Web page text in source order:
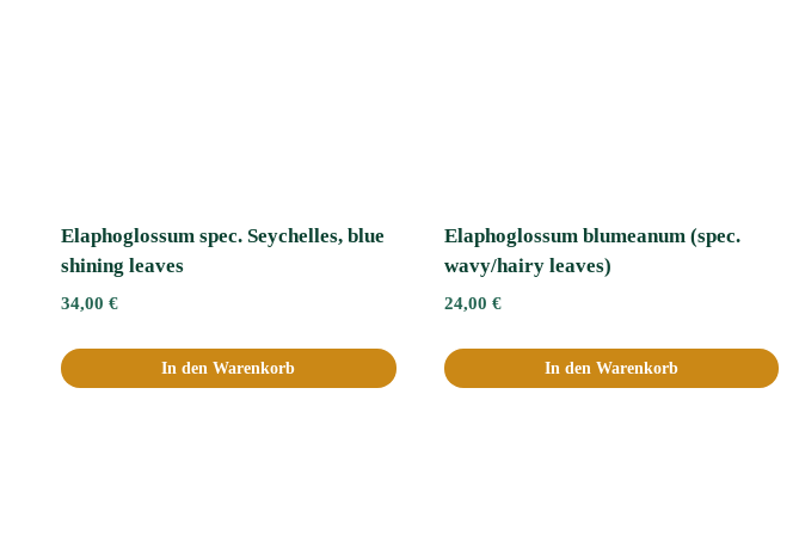
Elaphoglossum spec. Seychelles, blue
shining leaves
34,00 €
In den Warenkorb
Elaphoglossum blumeanum (spec.
wavy/hairy leaves)
24,00 €
In den Warenkorb